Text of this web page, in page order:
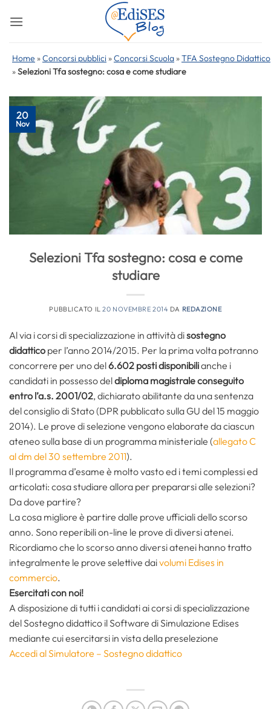
Home »Concorsi pubblici »Concorsi Scuola »TFA Sostegno Didattico
»Selezioni Tfa sostegno: cosa e come studiare
20
Nov
Selezioni Tfa sostegno: cosa e come
studiare
PUBBLICATO IL20 NOVEMBRE 2014 DA REDAZIONE
Al via i corsi di specializzazione in attività disostegno
didattico per l’anno 2014/2015. Per la prima volta potranno
concorrere per uno del6.602 posti disponibilianche i
candidati in possesso deldiploma magistraleconseguito
entro l’a.s. 2001/02, dichiarato abilitante da una sentenza
del consiglio di Stato (DPR pubblicato sulla GU del 15 maggio
2014). Le prove di selezione vengono elaborate da ciascun
ateneo sulla base di un programma ministeriale (allegato C
al dm del 30 settembre 2011).
Il programma d’esame è molto vasto ed i temi complessi ed
articolati: cosa studiare allora per prepararsi alle selezioni?
Da dove partire?
La cosa migliore è partire dalle prove ufficiali dello scorso
anno. Sono reperibili on-line le prove di diversi atenei.
Ricordiamo che lo scorso anno diversi atenei hanno tratto
integralmente le prove selettive daivolumi Edises in
commercio.
Esercitati con noi!
A disposizione di tutti i candidati ai corsi di specializzazione
del Sostegno didattico il Software di Simulazione Edises
mediante cui esercitarsi in vista della preselezione
Accedi al Simulatore – Sostegno didattico